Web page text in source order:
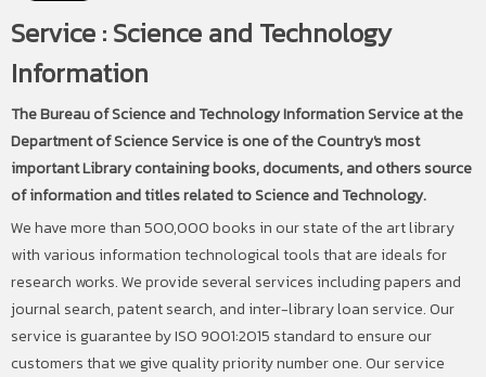
Service : Science and Technology
Information
The Bureau of Science and Technology Information Service at the
Department of Science Service is one of the Country's most
important Library containing books, documents, and others source
of information and titles related to Science and Technology.
We have more than 500,000 books in our state of the art library
with various information technological tools that are ideals for
research works. We provide several services including papers and
journal search, patent search, and inter-library loan service. Our
service is guarantee by ISO 9001:2015 standard to ensure our
customers that we give quality priority number one. Our service